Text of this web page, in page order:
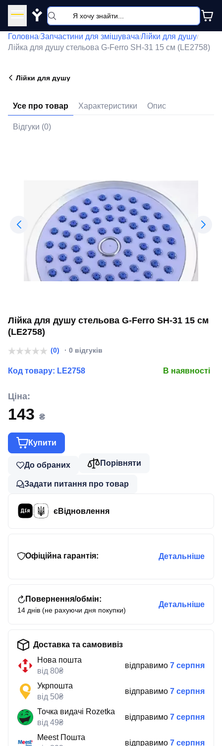
Y
Головна/Запчастини для змішувача/Лійки для душу/
Лійка для душу стельова G-Ferro SH-31 15 см (LE2758)
Лійки для душу
Усе про товар Характеристики Опис
Відгуки (0)
Лійка для душу стельова G-Ferro SH-31 15 см
(LE2758)
(0) · 0 відгуків
Код товару: LE2758 В наявності
Ціна:
143 ₴
Купити
До обраних Порівняти
Задати питання про товар
єВідновлення
Офіційна гарантія: Детальніше
Повернення/обмін:
14 днів (не рахуючи дня покупки)
Детальніше
Доставка та самовивіз
Нова пошта
від 80₴
відправимо 7 серпня
Укрпошта
від 50₴
відправимо 7 серпня
Точка видачі Rozetka
від 49₴
відправимо 7 серпня
Meest Пошта
відправимо 7 серпня